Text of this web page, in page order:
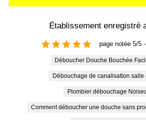
Établissement enregistré
page notée 5/5
Déboucher Douche Bouchée
Débouchage de canalisation salle
Plombier débouchage
Comment déboucher une douche sans